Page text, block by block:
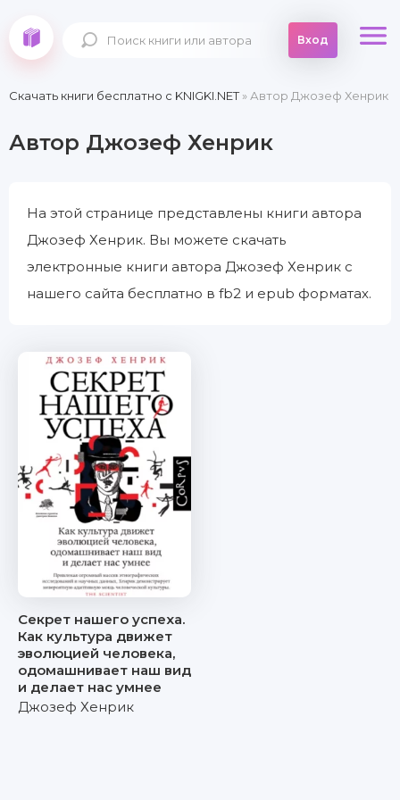
Вход
Скачать книги бесплатно c KNIGKI.NET» Автор Джозеф Хенрик
Автор Джозеф Хенрик
На этой странице представлены книги автора
Джозеф Хенрик. Вы можете скачать
электронные книги автора Джозеф Хенрик с
нашего сайта бесплатно в fb2 и epub форматах.
Секрет нашего успеха.
Как культура движет
эволюцией человека,
одомашнивает наш вид
и делает нас умнее
Джозеф Хенрик